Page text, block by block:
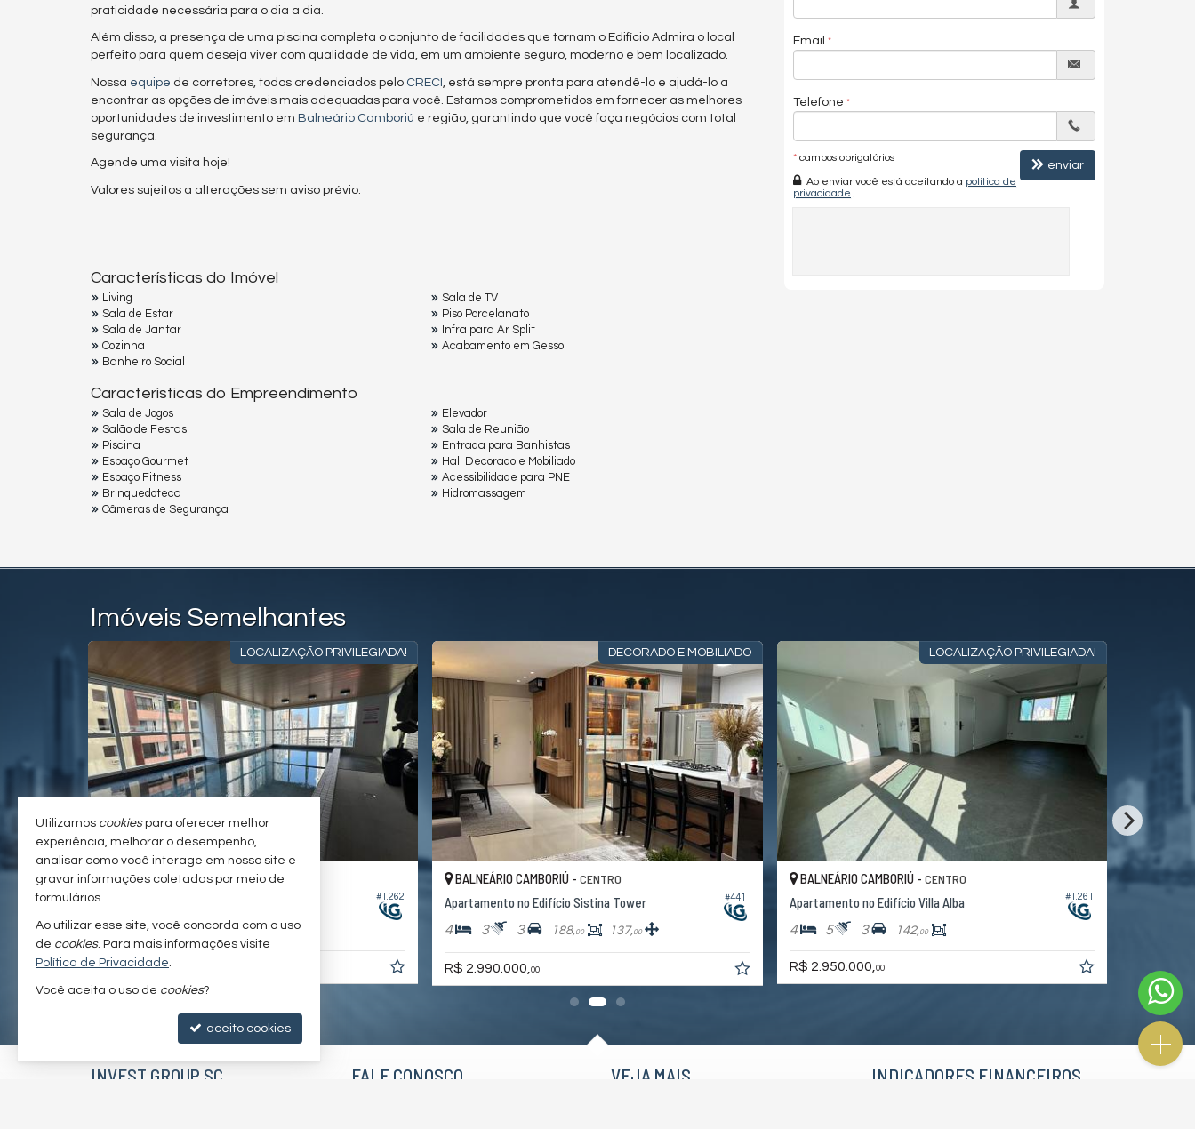
praticidade necessária para o dia a dia.
Além disso, a presença de uma piscina completa o conjunto de facilidades que tornam o Edifício Admira o local
perfeito para quem deseja viver com qualidade de vida, em um ambiente seguro, moderno e bem localizado.
Nossa equipe de corretores, todos credenciados pelo CRECI, está sempre pronta para atendê-lo e ajudá-lo a
encontrar as opções de imóveis mais adequadas para você. Estamos comprometidos em fornecer as melhores
oportunidades de investimento em Balneário Camboriú e região, garantindo que você faça negócios com total
segurança.
Agende uma visita hoje!
Valores sujeitos a alterações sem aviso prévio.
Características do Imóvel
Living
Sala de Estar
Sala de Jantar
Cozinha
Banheiro Social
Sala de TV
Piso Porcelanato
Infra para Ar Split
Acabamento em Gesso
Características do Empreendimento
Sala de Jogos
Salão de Festas
Piscina
Espaço Gourmet
Espaço Fitness
Brinquedoteca
Câmeras de Segurança
Elevador
Sala de Reunião
Entrada para Banhistas
Hall Decorado e Mobiliado
Acessibilidade para PNE
Hidromassagem
Email
Telefone
* campos obrigatórios
Ao enviar você está aceitando a política de
privacidade
enviar
Imóveis Semelhantes
#1.494
LOCALIZAÇÃO PRIVILEGIADA!
#1.262
BALNEÁRIO CAMBORIÚ -CENTRO
Apartamento no Edifício Villa Alba
4 5 3 142,
R$ 3.000.000,
DECORADO E MOBILIADO
#441
BALNEÁRIO CAMBORIÚ -CENTRO
Apartamento no Edifício Sistina Tower
4 3 3 188,00 137,00
R$ 2.990.000,00
LOCALIZAÇÃO PRIVILEGIADA!
#1.261
BALNEÁRIO CAMBORIÚ - CENTRO
Apartamento no Edifício Villa Alba
4 5 3 142,00
R$ 2.950.000, 00
INVEST GROUP SC FALE CONOSCO VEJA MAIS INDICADORES FINANCEIROS
Utilizamos cookiespara oferecer melhor
experiência, melhorar o desempenho,
analisar como você interage em nosso site e
gravar informações coletadas por meio de
formulários.
Ao utilizar esse site, você concorda com o uso
de cookies. Para mais informações visite
Política de Privacidade.
Você aceita o uso de cookies?
aceito cookies